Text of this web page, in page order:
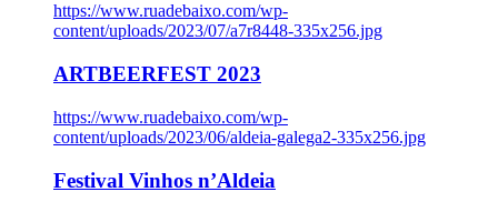
https://www.ruadebaixo.com/wp-
content/uploads/2023/07/a7r8448-335x256.jpg
ARTBEERFEST 2023
https://www.ruadebaixo.com/wp-
content/uploads/2023/06/aldeia-galega2-335x256.jpg
Festival Vinhos n’Aldeia